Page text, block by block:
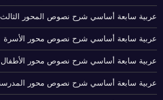
عربية سابعة أساسي شرح نصوص المحور
عربية سابعة أساسي شرح نصوص محور الأسرة
عربية سابعة أساسي شرح نصوص محور الأطفال
عربية سابعة أساسي شرح نصوص محور